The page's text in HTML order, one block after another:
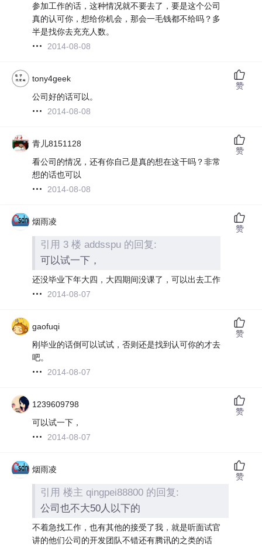
参加工作的话，这种情况就不要去了，要是这个公司
真的认可你，想给你机会，那会一毛钱都不给吗？多
半是找你去充充人数。
2014-08-08
tony4geek
公司好的话可以。
2014-08-08
赞
青儿8151128
看公司的情况，还有你自己是真的想在这干吗？非常
想的话也可以
2014-08-08
赞
烟雨凌
引用 3 楼 addsspu 的回复:
可以试一下，
还没毕业下年大四，大四期间没课了，可以出去工作
2014-08-07
赞
gaofuqi
刚毕业的话倒可以试试，否则还是找到认可你的才去
吧。
2014-08-07
赞
1239609798
可以试一下，
2014-08-07
赞
烟雨凌
引用 楼主 qingpei88800 的回复:
公司也不大50人以下的
不着急找工作，也有其他的接受了我，就是听面试官
讲的他们公司的开发团队不错还有腾讯的之类的话
赞